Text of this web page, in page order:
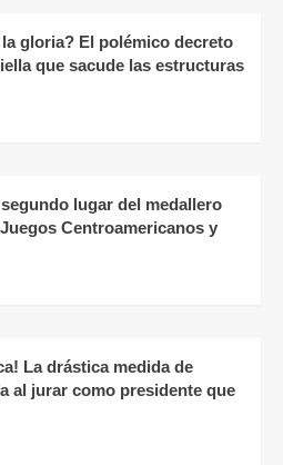
gloria? El polémico decreto
que sacude las estructuras
lugar del medallero
Centroamericanos y
La drástica medida de
al jurar como presidente que